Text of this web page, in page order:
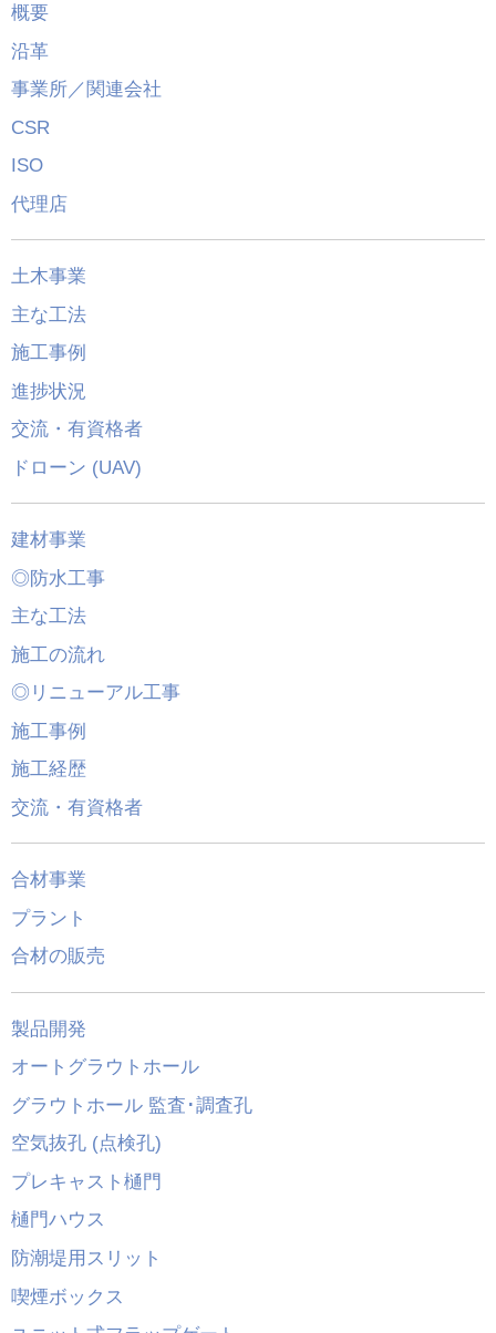
概要
沿革
事業所／関連会社
CSR
ISO
代理店
土木事業
主な工法
施工事例
進捗状況
交流・有資格者
ドローン (UAV)
建材事業
◎防水工事
主な工法
施工の流れ
◎リニューアル工事
施工事例
施工経歴
交流・有資格者
合材事業
プラント
合材の販売
製品開発
オートグラウトホール
グラウトホール 監査･調査孔
空気抜孔 (点検孔)
プレキャスト樋門
樋門ハウス
防潮堤用スリット
喫煙ボックス